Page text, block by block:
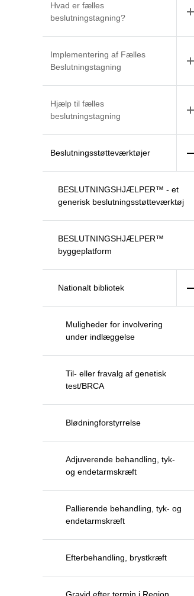
Hvad er fælles
beslutningstagning?
Implementering af Fælles
Beslutningstagning
Hjælp til fælles
beslutningstagning
Beslutningsstøtteværktøjer
BESLUTNINGSHJÆLPER™ - et
generisk beslutningsstøtteværktøj
BESLUTNINGSHJÆLPER™
byggeplatform
Nationalt bibliotek
Muligheder for involvering
under indlæggelse
Til- eller fravalg af genetisk
test/BRCA
Blødningforstyrrelse
Adjuverende behandling, tyk-
og endetarmskræft
Pallierende behandling, tyk- og
endetarmskræft
Efterbehandling, brystkræft